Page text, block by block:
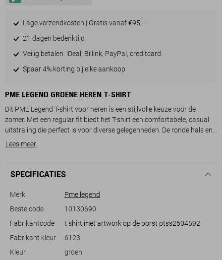
Lage verzendkosten | Gratis vanaf €95,-
21 dagen bedenktijd
Veilig betalen: iDeal, Billink, PayPal, creditcard
Spaar 4% korting bij elke aankoop
PME LEGEND GROENE HEREN T-SHIRT
Dit PME Legend T-shirt voor heren is een stijlvolle keuze voor de
zomer. Met een regular fit biedt het T-shirt een comfortabele, casual
uitstraling die perfect is voor diverse gelegenheden. De ronde hals en
korte mouwen maken het ideaal voor warmere dagen, terwijl de
van 70% katoen en 30% gerecycled katoen, draagt het bij aan een
duurzame garderobe.
Het zachte groene T-shirt past gemakkelijk bij verschillende outfits.
weekendlook, of draag het met een nette korte broek voor een casual
chique flair tijdens een zomerse barbecue. Dankzij de tijdloze kleur en
het minimalistische ontwerp, kun je dit shirt moeiteloos integreren in
wandelt, dit T-shirt biedt comfort en klasse.
Lees meer
SPECIFICATIES
Merk
Pme legend
Bestelcode
10130690
Fabrikantcode
t shirt met artwork op de borst ptss2604592
Fabrikant kleur
6123
Kleur
groen